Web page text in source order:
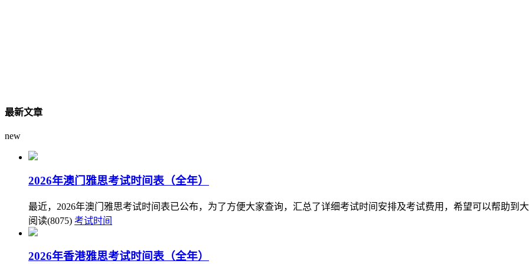
最新文章
new
2026年澳门雅思考试时间表（全年）
最近，2026年澳门雅思考试时间表已公布，为了方便大家查询，汇总了详细考试时间安排及考试费用，希望可以帮助到
阅读(8075) 考试时间
2026年香港雅思考试时间表（全年）